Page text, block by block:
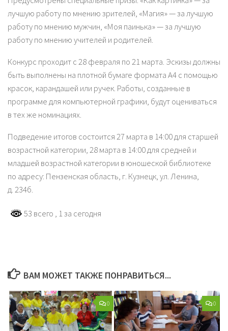
лучшую работу по мнению зрителей, «Магия» — за лучшую
работу по мнению мужчин, «Моя паинька» — за лучшую
работу по мнению учителей и родителей.
Конкурс проходит с 28 февраля по 21 марта. Эскизы должны
быть выполнены на плотной бумаге формата А4 с помощью
красок, карандашей или ручек. Работы, созданные в
программе для компьютерной графики, будут оцениваться
в тех же номинациях.
Подведение итогов состоится 27 марта в 14:00 для старшей
возрастной категории, 28 марта в 14:00 для средней и
младшей возрастной категории в юношеской библиотеке
по адресу: Пензенская область, г. Кузнецк, ул. Ленина,
д. 234б.
53 всего , 1 за сегодня
ВАМ МОЖЕТ ТАКЖЕ ПОНРАВИТЬСЯ...
0 0